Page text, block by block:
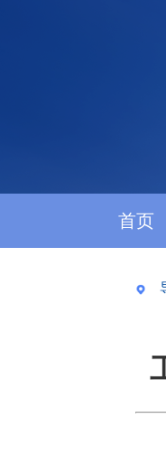
首页